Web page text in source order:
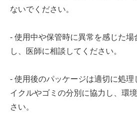
ないでください。
- 使用中や保管時に異常を感じた場
し、医師に相談してください。
- 使用後のパッケージは適切に処理
イクルやゴミの分別に協力し、環
さい。